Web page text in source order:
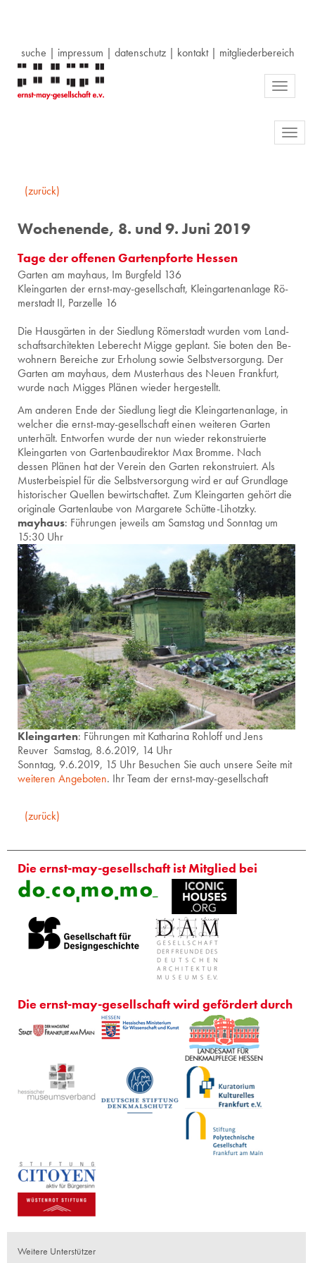
suche | impressum | datenschutz| kontakt| mitgliederbereich
Toggle
(zurück)
Wochenende, 8. und 9. Juni 2019
Tage der offenen Gartenpforte Hessen
Gar­ten am may­haus, Im Burg­feld 136
Klein­gar­ten der ernst-may-ge­sell­schaft, Klein­gar­ten­an­la­ge Rö­
mer­stadt II, Par­zel­le 16
Die Haus­gär­ten in der Sied­lung Rö­mer­stadt wur­den vom Land­
schafts­ar­chi­tek­ten Le­be­recht Migge ge­plant. Sie boten den Be­
woh­nern Be­rei­che zur Er­ho­lung sowie Selbst­ver­sor­gung. Der
Gar­ten am may­haus, dem Mus­ter­haus des Neuen Frank­furt,
wurde nach Mig­ges Plä­nen wie­der her­ge­stellt.
Am anderen Ende der Siedlung liegt die Kleingartenanlage, in
welcher die ernst-may-gesellschaft einen weiteren Garten
unterhält. Entworfen wurde der nun wieder rekonstruierte
Kleingarten von Gartenbaudirektor Max Bromme. Nach
dessen Plänen hat der Verein den Garten rekonstruiert. Als
Musterbeispiel für die Selbstversorgung wird er auf Grundlage
historischer Quellen bewirtschaftet. Zum Kleingarten gehört die
originale Gartenlaube von Margarete Schütte-Lihotzky.
mayhaus: Führungen jeweils am Samstag und Sonntag um
15:30 Uhr
Kleingarten: Führungen mit Katharina Rohloff und Jens
Reuver Samstag, 8.6.2019, 14 Uhr
Sonntag, 9.6.2019, 15 Uhr Besuchen Sie auch unsere Seite mit
weiteren Angeboten. Ihr Team der ernst-may-gesellschaft
(zurück)
Die ernst-may-gesellschaft ist Mitglied bei
Die ernst-may-gesellschaft wird gefördert durch
Weitere Unterstützer